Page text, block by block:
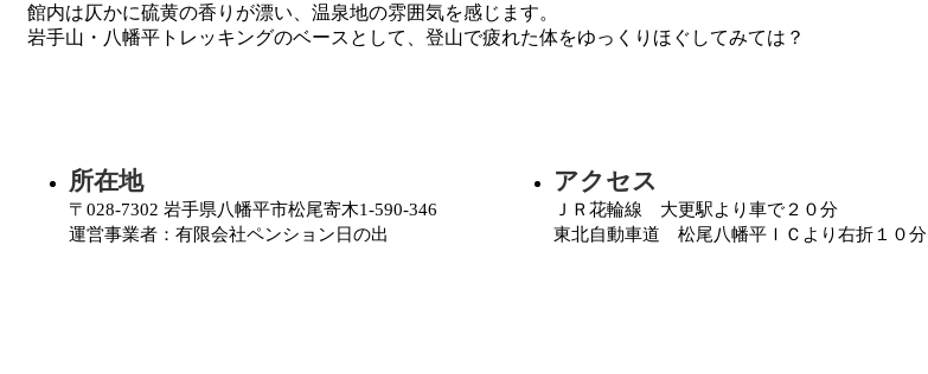
館内は仄かに硫黄の香りが漂い、温泉地の雰囲気を感じます。
岩手山・八幡平トレッキングのベースとして、登山で疲れた体をゆっくりほぐしてみては？
所在地
〒028-7302 岩手県八幡平市松尾寄木1-590-346
運営事業者：有限会社ペンション日の出
アクセス
ＪＲ花輪線 大更駅より車で２０分
東北自動車道 松尾八幡平ＩＣより右折１０分